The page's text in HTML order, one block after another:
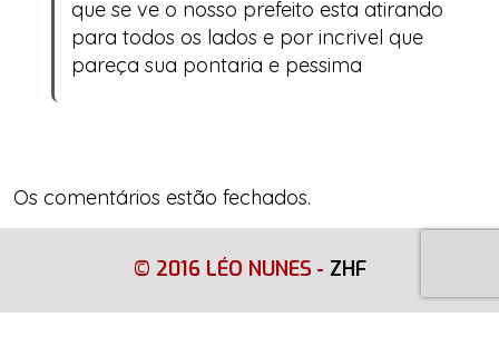
que se ve o nosso prefeito esta atirando
para todos os lados e por incrivel que
pareça sua pontaria e pessima
Os comentários estão fechados.
© 2016 LÉO NUNES - ZHF